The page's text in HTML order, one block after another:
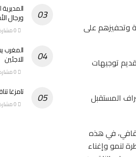
وتحفيزهم على
توجيهات
المستقبل
في هذه
لنمو وإغناء
ورجال الأمن
المغرب
للاجئين
تامزغا